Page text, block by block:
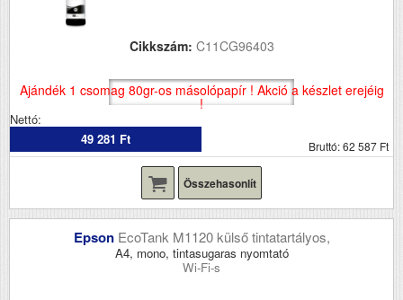
Cikkszám: C11CG96403
Ajándék 1 csomag 80gr-os másolópapír ! Akció a készlet erejéig
!
Nettó:
49 281 Ft
Bruttó: 62 587 Ft
Összehasonlít
Epson EcoTank M1120 külső tintatartályos,
A4, mono, tintasugaras nyomtató
Wi-Fi-s